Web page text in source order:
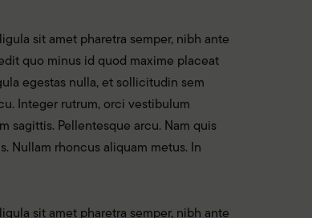
sit amet pharetra semper, nibh ante
quo minus id quod maxime placeat
egestas nulla, et sollicitudin sem
Integer rutrum, orci vestibulum
sagittis. Pellentesque arcu. Nam quis
Nullam rhoncus aliquam metus. In
sit amet pharetra semper, nibh ante